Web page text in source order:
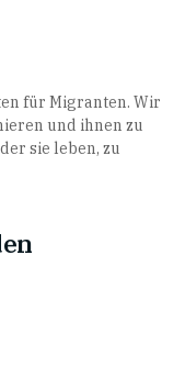
für Migranten. Wir
und ihnen zu
sie leben, zu